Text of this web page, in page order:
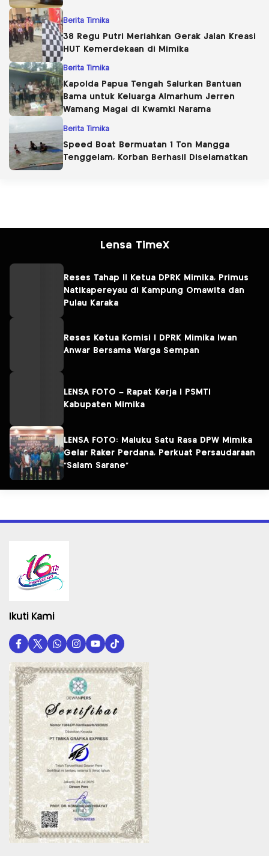
Berita Timika
38 Regu Putri Meriahkan Gerak Jalan Kreasi
HUT Kemerdekaan di Mimika
Berita Timika
Kapolda Papua Tengah Salurkan Bantuan
Bama untuk Keluarga Almarhum Jerren
Wamang Magai di Kwamki Narama
Berita Timika
Speed Boat Bermuatan 1 Ton Mangga
Tenggelam, Korban Berhasil Diselamatkan
Lensa TimeX
Reses Tahap II Ketua DPRK Mimika, Primus
Natikapereyau di Kampung Omawita dan
Pulau Karaka
Reses Ketua Komisi I DPRK Mimika Iwan
Anwar Bersama Warga Sempan
LENSA FOTO – Rapat Kerja I PSMTI
Kabupaten Mimika
LENSA FOTO: Maluku Satu Rasa DPW Mimika
Gelar Raker Perdana, Perkuat Persaudaraan
“Salam Sarane”
Ikuti Kami